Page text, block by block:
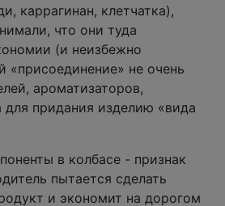
каррагинан, клетчатка),
что они туда
(и неизбежно
«присоединение» не очень
ароматизаторов,
для придания изделию «вида
в колбасе - признак
пытается сделать
и экономит на дорогом